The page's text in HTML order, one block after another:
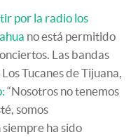
por la radio los
no está permitido
Las bandas
Tucanes de Tijuana,
“Nosotros no tenemos
somos
ha sido